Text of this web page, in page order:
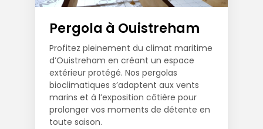
Pergola à Ouistreham
Profitez pleinement du climat maritime
d’Ouistreham en créant un espace
extérieur protégé. Nos pergolas
bioclimatiques s’adaptent aux vents
marins et à l’exposition côtière pour
prolonger vos moments de détente en
toute saison.